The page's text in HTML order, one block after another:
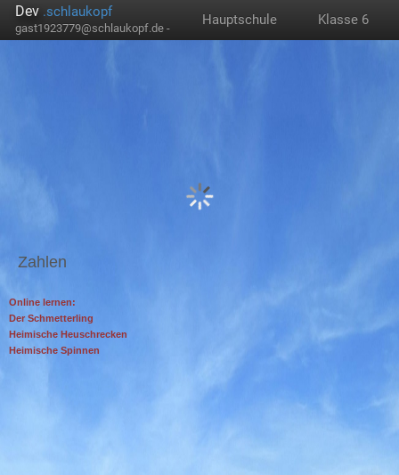
Dev .schlaukopf
gast1923779@schlaukopf.de -
Hauptschule Klasse 6
Zahlen
Online lernen:
Der Schmetterling
Heimische Heuschrecken
Heimische Spinnen